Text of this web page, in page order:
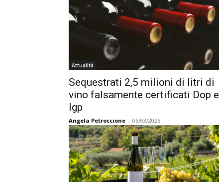
Attualità
Sequestrati 2,5 milioni di litri di
vino falsamente certificati Dop e
Igp
Angela Petroccione - 06/03/2026